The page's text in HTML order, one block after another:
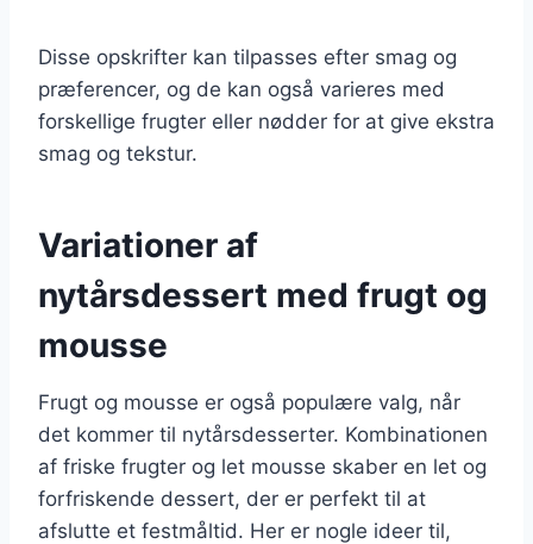
Disse opskrifter kan tilpasses efter smag og
præferencer, og de kan også varieres med
forskellige frugter eller nødder for at give ekstra
smag og tekstur.
Variationer af
nytårsdessert med frugt og
mousse
Frugt og mousse er også populære valg, når
det kommer til nytårsdesserter. Kombinationen
af friske frugter og let mousse skaber en let og
forfriskende dessert, der er perfekt til at
afslutte et festmåltid. Her er nogle ideer til,